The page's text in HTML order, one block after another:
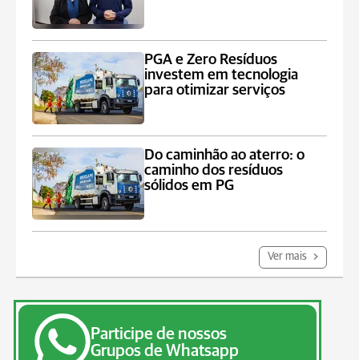
PGA e Zero Resíduos
investem em tecnologia
para otimizar serviços
Do caminhão ao aterro: o
caminho dos resíduos
sólidos em PG
Ver mais
Participe de nossos
Grupos de Whatsapp